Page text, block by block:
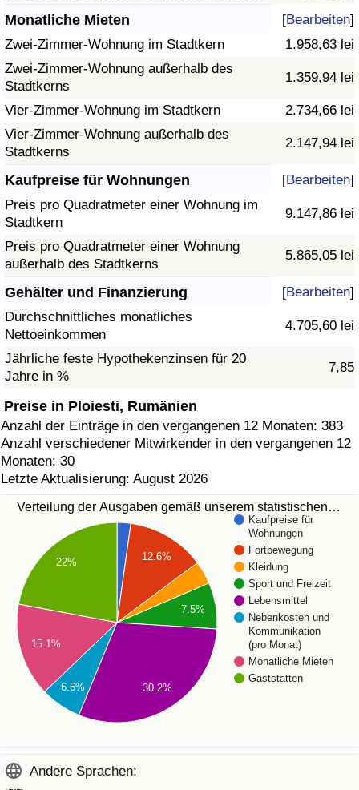
Monatliche Mieten [Bearbeiten]
Zwei-Zimmer-Wohnung im Stadtkern
1.958,63 lei
Zwei-Zimmer-Wohnung außerhalb des
Stadtkerns
1.359,94 lei
Vier-Zimmer-Wohnung im Stadtkern
2.734,66 lei
Vier-Zimmer-Wohnung außerhalb des
Stadtkerns
2.147,94 lei
Kaufpreise für Wohnungen [Bearbeiten]
Preis pro Quadratmeter einer Wohnung im
Stadtkern
9.147,86 lei
Preis pro Quadratmeter einer Wohnung
außerhalb des Stadtkerns
5.865,05 lei
Gehälter und Finanzierung [Bearbeiten]
Durchschnittliches monatliches
Nettoeinkommen
4.705,60 lei
Jährliche feste Hypothekenzinsen für 20
Jahre in %
7,85
Preise in Ploiesti, Rumänien
Anzahl der Einträge in den vergangenen 12 Monaten: 383
Anzahl verschiedener Mitwirkender in den vergangenen 12
Monaten: 30
Letzte Aktualisierung: August 2026
Verteilung der Ausgaben gemäß unserem statistischen…
Kaufpreise für
Wohnungen
Fortbewegung
Kleidung
Sport und Freizeit
Lebensmittel
Nebenkosten und
Kommunikation
(pro Monat)
Monatliche Mieten
Gaststätten
12.6%
7.5%
22%
15.1%
6.6% 30.2%
Andere Sprachen: